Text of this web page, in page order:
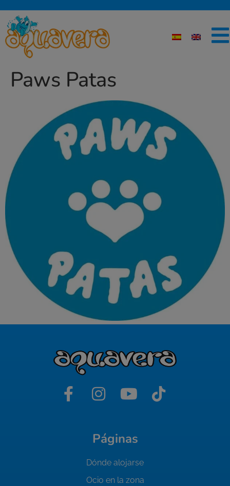
Paws Patas
Páginas
Dónde alojarse
Ocio en la zona